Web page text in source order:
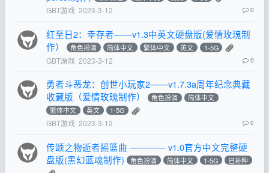
GBT游戏 2023-3-12 0
红至日2：幸存者——v1.3中英文硬盘版(爱情玫瑰制
作）
角色扮演 简体中文 繁体中文 英文 1-5G
GBT游戏 2023-3-12 0
勇者斗恶龙：创世小玩家2——v1.7.3a周年纪念典藏
收藏版（爱情玫瑰制作）
角色扮演
简体中文
繁体中文
英文 1-5G
GBT游戏 2023-3-12 0
传颂之物逝者摇篮曲 ———— v1.0官方中文完整硬
盘版(黑幻蓝魂制作)
角色扮演 简体中文 1-5G 已补种